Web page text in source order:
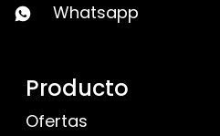
Whatsapp
Producto
Ofertas